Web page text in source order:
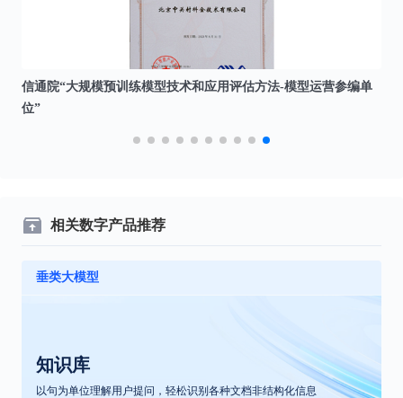
信通院“大规模预训练模型技术和应用评估方法-模型运营参编单
位”
相关数字产品推荐
垂类大模型
知识库
以句为单位理解用户提问，轻松识别各种文档非结构化信息